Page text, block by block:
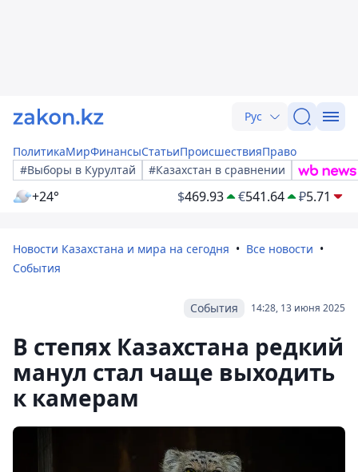
Рус
ПолитикаМирФинансыСтатьиПроисшествияПраво
#Выборы в Курултай
#Казахстан в сравнении
+24° $469.93 €541.64 ₽5.71
Новости Казахстана и мира на сегодня
Все новости
События
14:28, 13 июня 2025
События
В степях Казахстана редкий
манул стал чаще выходить
к камерам